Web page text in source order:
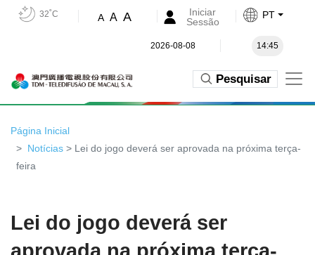
32˚C A A A
Iniciar
Sessão
PT
2026-08-08 14:45
Pesquisar
Página Inicial
Notícias > Lei do jogo deverá ser aprovada na próxima terça-
feira
Lei do jogo deverá ser